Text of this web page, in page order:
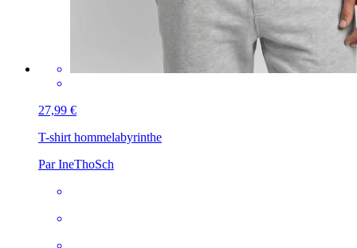
27,99 €
T-shirt hommelabyrinthe
Par IneThoSch